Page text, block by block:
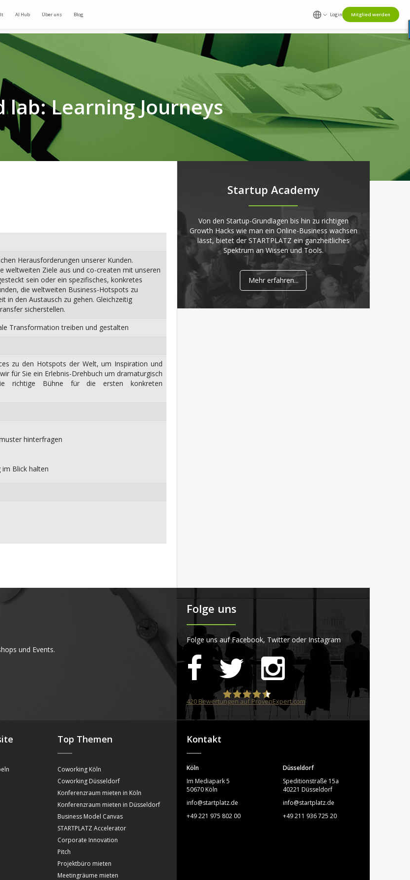
AI Hub Über uns Blog Login Mitglied werden
lab: Learning Journeys
Herausforderungen unserer Kunden.
weltweiten Ziele aus und co-createn mit unseren
sein oder ein spezifisches, konkretes
die weltweiten Business-Hotspots zu
in den Austausch zu gehen. Gleichzeitig
sicherstellen.
Transformation treiben und gestalten
zu den Hotspots der Welt, um Inspiration und
für Sie ein Erlebnis-Drehbuch um dramaturgisch
richtige Bühne für die ersten konkreten
hinterfragen
Blick halten
Startup Academy
Von den Startup-Grundlagen bis hin zu richtigen
Growth Hacks wie man ein Online-Business wachsen
lässt, bietet der STARTPLATZ ein ganzheitliches
Spektrum an Wissen und Tools.
Mehr erfahren...
und Events.
Folge uns
Folge uns auf Facebook, Twitter oder Instagram
STARTPLATZ
420Bewertungen auf ProvenExpert.com
Top Themen
Coworking Köln
Coworking Düsseldorf
Konferenzraum mieten in Köln
Konferenzraum mieten in Düsseldorf
Business Model Canvas
STARTPLATZ Accelerator
Corporate Innovation
Pitch
Projektbüro mieten
Meetingräume mieten
Kontakt
Köln
Im Mediapark 5
50670 Köln
info@startplatz.de
+49 221 975 802 00
Düsseldorf
Speditionstraße 15a
40221 Düsseldorf
info@startplatz.de
+49 211 936 725 20